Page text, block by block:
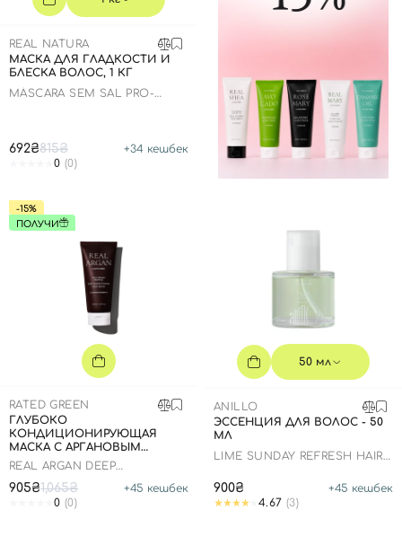
REAL NATURA
МАСКА ДЛЯ ГЛАДКОСТИ И
БЛЕСКА ВОЛОС, 1 КГ
MÁSCARA SEM SAL PRO-
692₴815₴ +34 кешбек
0 (0)
-15%
ПОЛУЧИ
RATED GREEN
ГЛУБОКО
КОНДИЦИОНИРУЮЩАЯ
МАСКА С АРГАНОВЫМ
МАСЛОМ, 200 МЛ
REAL ARGAN DEEP
905₴1,065₴ +45 кешбек
0 (0)
50 мл
ANILLO
ЭССЕНЦИЯ ДЛЯ ВОЛОС - 50
МЛ
LIME SUNDAY REFRESH HAIR
900₴ +45 кешбек
4.67 (3)